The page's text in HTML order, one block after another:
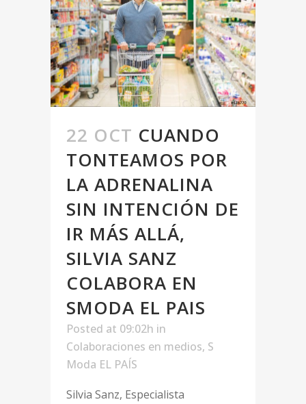
22 OCT CUANDO
TONTEAMOS POR
LA ADRENALINA
SIN INTENCIÓN DE
IR MÁS ALLÁ,
SILVIA SANZ
COLABORA EN
SMODA EL PAIS
Posted at 09:02h in
Colaboraciones en medios, S
Moda EL PAÍS
Silvia Sanz, Especialista